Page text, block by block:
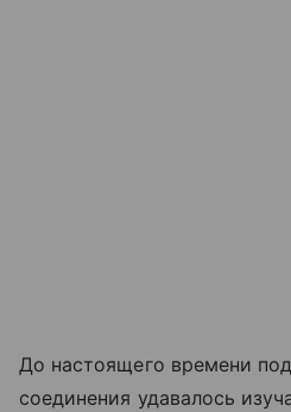
До настоящего времени
соединения удавалось